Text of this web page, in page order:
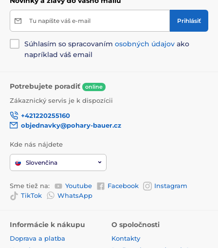
Tu napíšte váš e-mail Prihlásiť
Súhlasím so spracovaním osobných údajov ako
napríklad váš email
Potrebujete poradiť online
Zákaznický servis je k dispozícii
+421220255160
objednavky@pohary-bauer.cz
Kde nás nájdete
Slovenčina
Sme tiež na: Youtube Facebook
Instagram
TikTok
WhatsApp
Informácie k nákupu
Doprava a platba
O spoločnosti
Kontakty